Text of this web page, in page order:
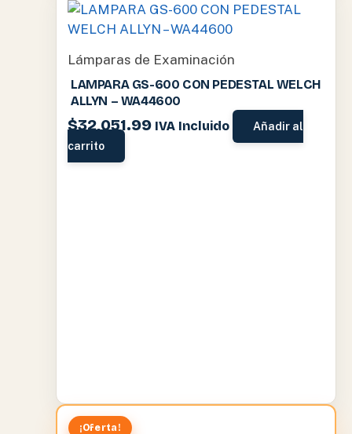
Lámparas de Examinación
LAMPARA GS-600 CON PEDESTAL WELCH
ALLYN – WA44600
$32,051.99 IVA Incluido
Añadir al
carrito
¡Oferta!